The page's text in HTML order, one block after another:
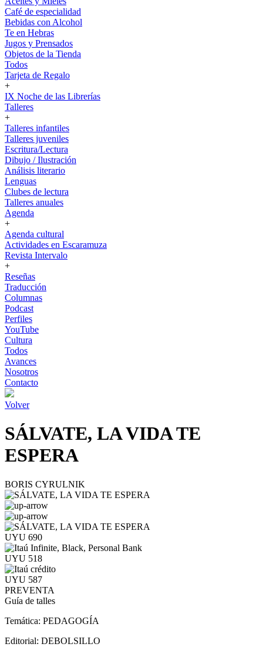
Café de especialidad
Bebidas con Alcohol
Te en Hebras
Jugos y Prensados
Objetos de la Tienda
Todos
Tarjeta de Regalo
+
IX Noche de las Librerías
Talleres
+
Talleres infantiles
Talleres juveniles
Escritura/Lectura
Dibujo / Ilustración
Análisis literario
Lenguas
Clubes de lectura
Talleres anuales
Agenda
+
Agenda cultural
Actividades en Escaramuza
Revista Intervalo
+
Reseñas
Traducción
Columnas
Podcast
Perfiles
YouTube
Cultura
Todos
Avances
Nosotros
Contacto
Volver
SÁLVATE, LA VIDA TE
ESPERA
BORIS CYRULNIK
UYU 690
UYU 518
UYU 587
PREVENTA
Guía de talles
Temática: PEDAGOGÍA
Editorial: DEBOLSILLO